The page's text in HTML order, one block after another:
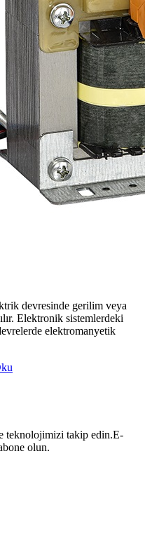
devresinde gerilim veya
Elektronik sistemlerdeki
elektromanyetik
teknolojimizi takip edin.E-
olun.